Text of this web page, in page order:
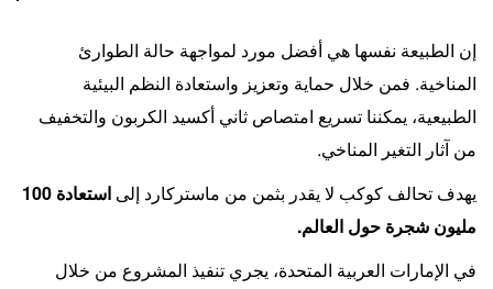
إن الطبيعة نفسها هي أفضل مورد لمواجهة حالة الطوارئ
المناخية. فمن خلال حماية وتعزيز واستعادة النظم البيئية
الطبيعية، يمكننا تسريع امتصاص ثاني أكسيد الكربون والتخفيف
من آثار التغير المناخي.
يهدف تحالف كوكب لا يقدر بثمن من ماستركارد إلى
استعادة 100
مليون شجرة حول العالم.
في الإمارات العربية المتحدة، يجري تنفيذ المشروع من خلال